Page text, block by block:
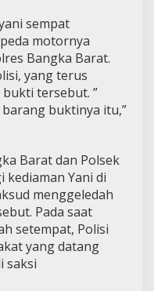
sempat
motornya
Bangka Barat.
yang terus
tersebut. ”
buktinya itu,”
Barat dan Polsek
kediaman Yani di
menggeledah
Pada saat
setempat, Polisi
yang datang
saksi